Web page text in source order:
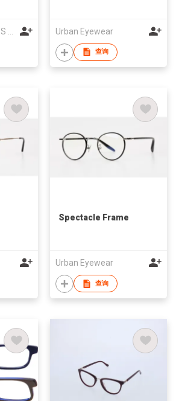
Urban Eyewear
查询
Spectacle Frame
Urban Eyewear
查询